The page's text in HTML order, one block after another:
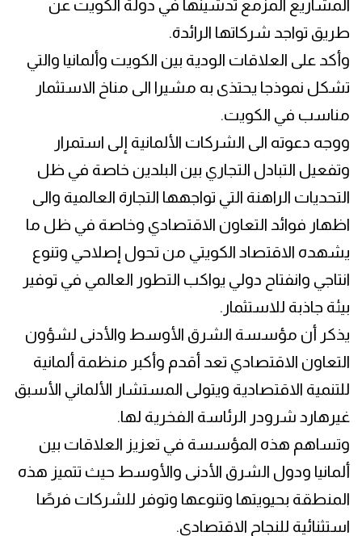
المشاريع المزمع تدشينها في دولة الكويت عن
طريق تواجد شركاتها الرائدة.
وأكد على العلاقات الودية بين الكويت وألمانيا والتي
تشكل نموذجا يحتذى به مشيرا الى مناخ الاستثمار
مناسب في الكويت.
ووجه دعوته الى الشركات الألمانية إلى استمرار
وتفعيل التبادل التجاري بين البلدين خاصة في ظل
التحديات الراهنة التي تواجهها التجارة العالمية والى
اظهار فوائد التعاون الاقتصادي وخاصة في ظل ما
يشهده الاقتصاد الكويتي من تحول إصلاحي وتنوع
انتاجي وانفتاح دولي يواكب التطور العالمي في توفير
بيئة جاذبة للاستثمار.
يذكر أن مؤسسة الشرق الأوسط والأدنى لشؤون
التعاون الاقتصادي تعد أقدم وأكبر منظمة ألمانية
للتنمية الاقتصادية ويتولى المستشار الألماني الأسبق
غيرهارد شرودر الرئاسة الفخرية لها.
وتساهم هذه المؤسسة في تعزيز العلاقات بين
ألمانيا ودول الشرق الأدنى والأوسط حيث تتميز هذه
المنطقة بحيويتها وتنوعها وتوفر للشركات فرصًا
استثنائية للنجاح الاقتصادي.